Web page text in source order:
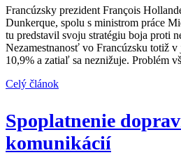
Francúzsky prezident François
Dunkerque, spolu s ministrom práce
tu predstavil svoju stratégiu boja proti
Nezamestnanosť vo Francúzsku totiž
10,9% a zatiaľ sa neznižuje. Problém
Celý článok
Spoplatnenie
komunikácií